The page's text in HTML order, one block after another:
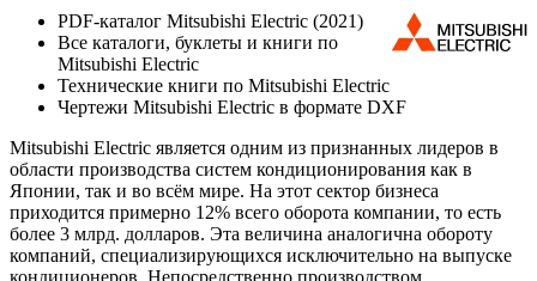
PDF-каталог Mitsubishi Electric (2021)
Все каталоги, буклеты и книги по
Mitsubishi Electric
Технические книги по Mitsubishi Electric
Чертежи Mitsubishi Electric в формате DXF
Mitsubishi Electric является одним из признанных лидеров в
области производства систем кондиционирования как в
Японии, так и во всём мире. На этот сектор бизнеса
приходится примерно 12% всего оборота компании, то есть
более 3 млрд. долларов. Эта величина аналогична обороту
компаний, специализирующихся исключительно на выпуске
кондиционеров. Непосредственно производством